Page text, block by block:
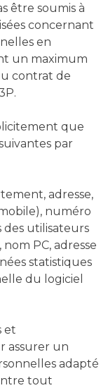
être soumis à
concernant
en
un maximum
contrat de
que
par
adresse,
numéro
des utilisateurs
PC, adresse
statistiques
du logiciel
et
assurer un
adapté
tout